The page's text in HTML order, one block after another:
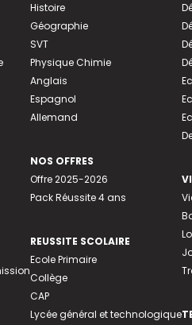
Histoire
Géographie
SVT
Physique Chimie
Anglais
Espagnol
Allemand
NOS OFFRES
Offre 2025-2026
Pack Réussite 4 ans
REUSSITE SCOLAIRE
Ecole Primaire
Collège
CAP
Lycée général et technologique